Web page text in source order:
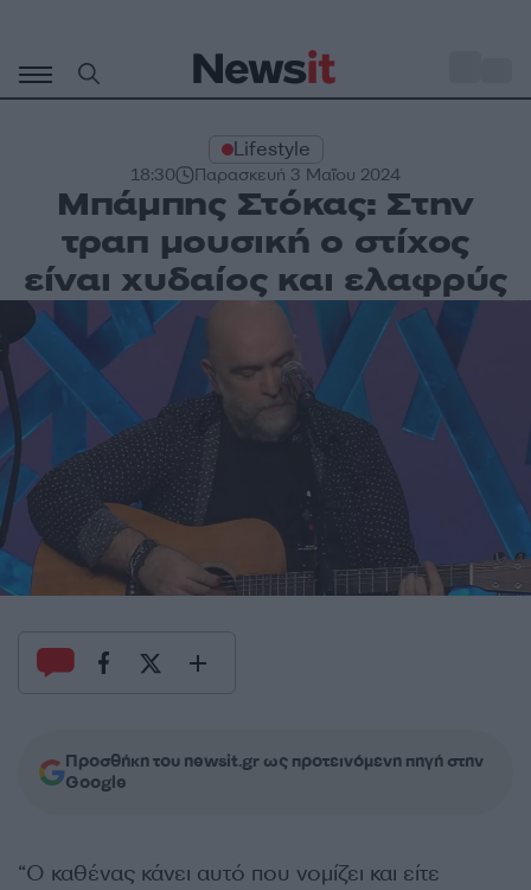
περιεχόμενο
Lifestyle
18:30 Παρασκευή 3 Μαΐου 2024
Μπάμπης Στόκας: Στην
τραπ μουσική ο στίχος
είναι χυδαίος και ελαφρύς
Προσθήκη του newsit.gr ως προτεινόμενη πηγή στην
Google
“Ο καθένας κάνει αυτό που νομίζει και είτε